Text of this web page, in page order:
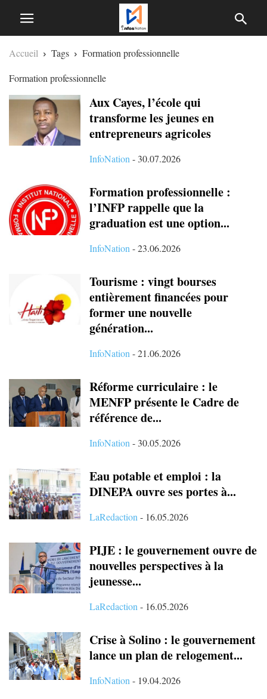
Accueil Tags
Formation professionnelle
Formation professionnelle
Aux Cayes, l’école qui
transforme les jeunes en
entrepreneurs agricoles
InfoNation - 30.07.2026
Formation professionnelle :
l’INFP rappelle que la
graduation est une option...
InfoNation -23.06.2026
Tourisme : vingt bourses
entièrement financées pour
former une nouvelle
génération...
InfoNation -21.06.2026
Réforme curriculaire : le
MENFP présente le Cadre de
référence de...
InfoNation - 30.05.2026
Eau potable et emploi : la
DINEPA ouvre ses portes à...
LaRedaction - 16.05.2026
PIJE : le gouvernement ouvre de
nouvelles perspectives à la
jeunesse...
LaRedaction - 16.05.2026
Crise à Solino : le gouvernement
lance un plan de relogement...
InfoNation - 19.04.2026